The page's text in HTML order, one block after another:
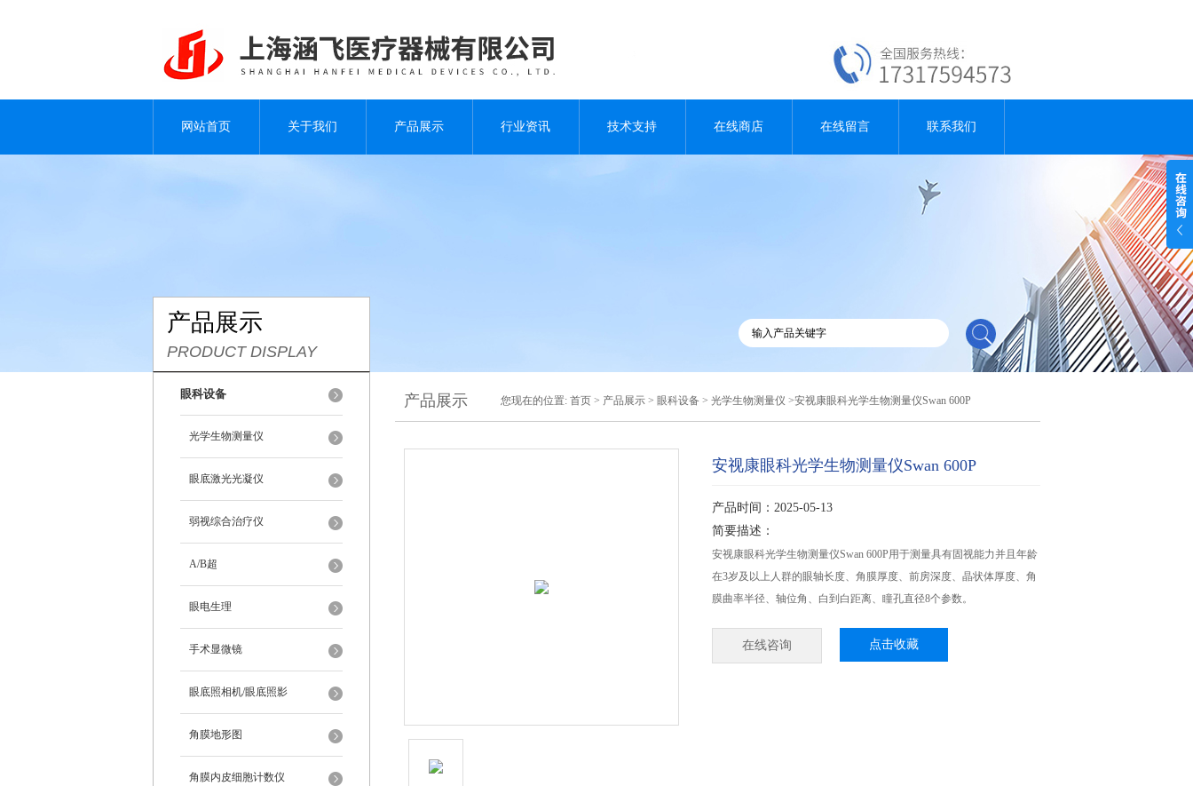
网站首页 关于我们 产品展示 行业资讯 技术支持 在线商店 在线留言 联系我们
产品展示
PRODUCT DISPLAY
眼科设备
光学生物测量仪
眼底激光光凝仪
弱视综合治疗仪
A/B超
眼电生理
手术显微镜
眼底照相机/眼底照影
角膜地形图
角膜内皮细胞计数仪
产品展示 您现在的位置: 首页 > 产品展示 > 眼科设备 > 光学生物测量仪 >安视康眼科光学生物测量仪Swan 600P
安视康眼科光学生物测量仪Swan 600P
产品时间：2025-05-13
简要描述：
安视康眼科光学生物测量仪Swan 600P用于测量具有固视能力并且年龄
在3岁及以上人群的眼轴长度、角膜厚度、前房深度、晶状体厚度、角
膜曲率半径、轴位角、白到白距离、瞳孔直径8个参数。
在线咨询 点击收藏